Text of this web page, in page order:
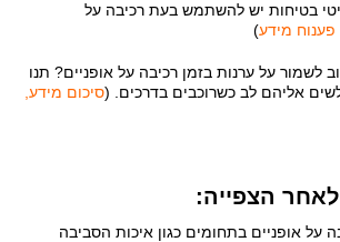
באילו פריטי בטיחות יש להשתמש בעת רכיבה על
פענוח מידע)
מדוע חשוב לשמור על ערנות בזמן רכיבה על אופניים? תנו
אליהם לב כשרוכבים בדרכים. (סיכום מידע,
הצפייה:
על אופניים בתחומים כגון איכות הסביבה